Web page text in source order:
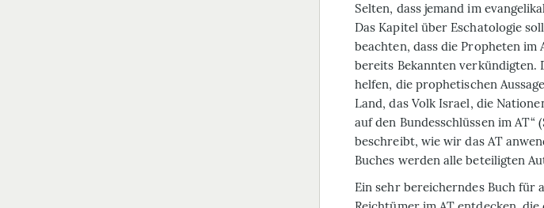
Selten, dass jemand im
Das Kapitel über Eschatologie
beachten, dass die Propheten
bereits Bekannten verkündigten.
helfen, die prophetischen
Land, das Volk Israel, die
auf den Bundesschlüssen im
beschreibt, wie wir das AT
Buches werden alle beteiligten
Ein sehr bereicherndes Buch für